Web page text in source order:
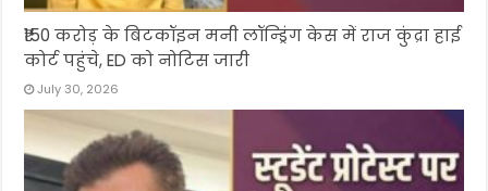
₹150 करोड़ के बिटकॉइन मनी लॉन्ड्रिंग केस में राज कुंद्रा हाई
कोर्ट पहुंचे, ED को नोटिस जारी
July 30, 2026